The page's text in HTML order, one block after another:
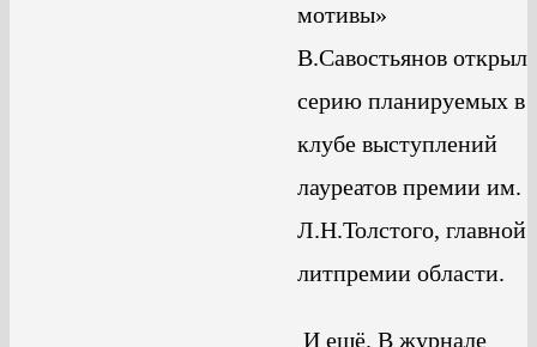
мотивы»
В.Савостьянов открыл
серию планируемых в
клубе выступлений
лауреатов премии им.
Л.Н.Толстого, главной
литпремии области.
И ещё. В журнале